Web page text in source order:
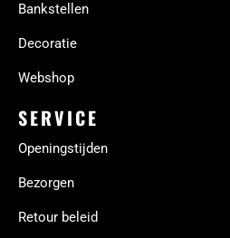
Bankstellen
Decoratie
Webshop
SERVICE
Openingstijden
Bezorgen
Retour beleid